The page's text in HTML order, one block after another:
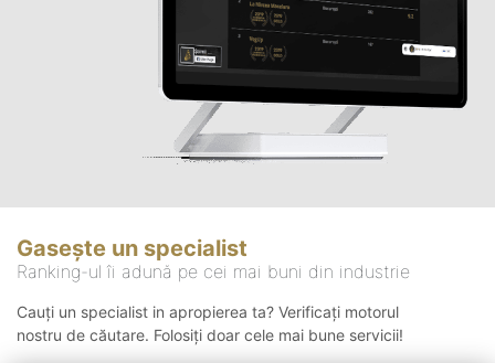
Gasește un specialist
Ranking-ul îi adună pe cei mai buni din industrie
Cauți un specialist in apropierea ta? Verificați motorul
nostru de căutare. Folosiți doar cele mai bune servicii!